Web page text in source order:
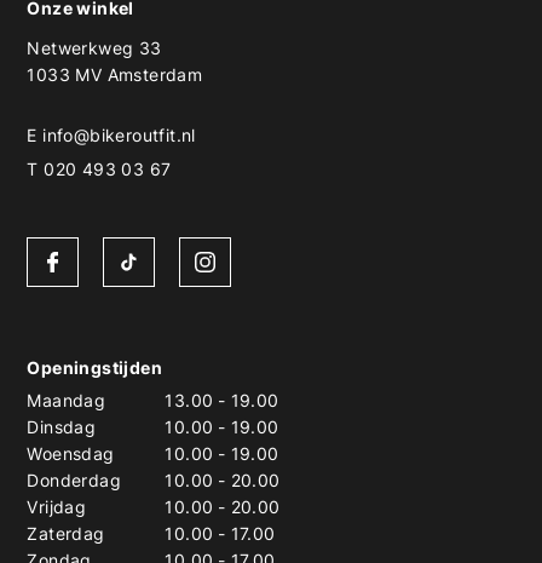
Onze winkel
Netwerkweg 33
1033 MV Amsterdam
E info@bikeroutfit.nl
T 020 493 03 67
Openingstijden
Maandag
13.00 - 19.00
Dinsdag
10.00 - 19.00
Woensdag
10.00 - 19.00
Donderdag
10.00 - 20.00
Vrijdag
10.00 - 20.00
Zaterdag
10.00 - 17.00